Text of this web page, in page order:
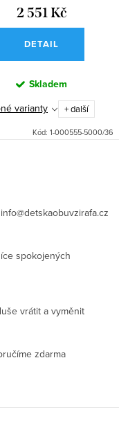
2 551 Kč
DETAIL
Skladem
varianty + další
Kód: 1-000555-5000/36
spokojených
vrátit a vyměnit
zdarma